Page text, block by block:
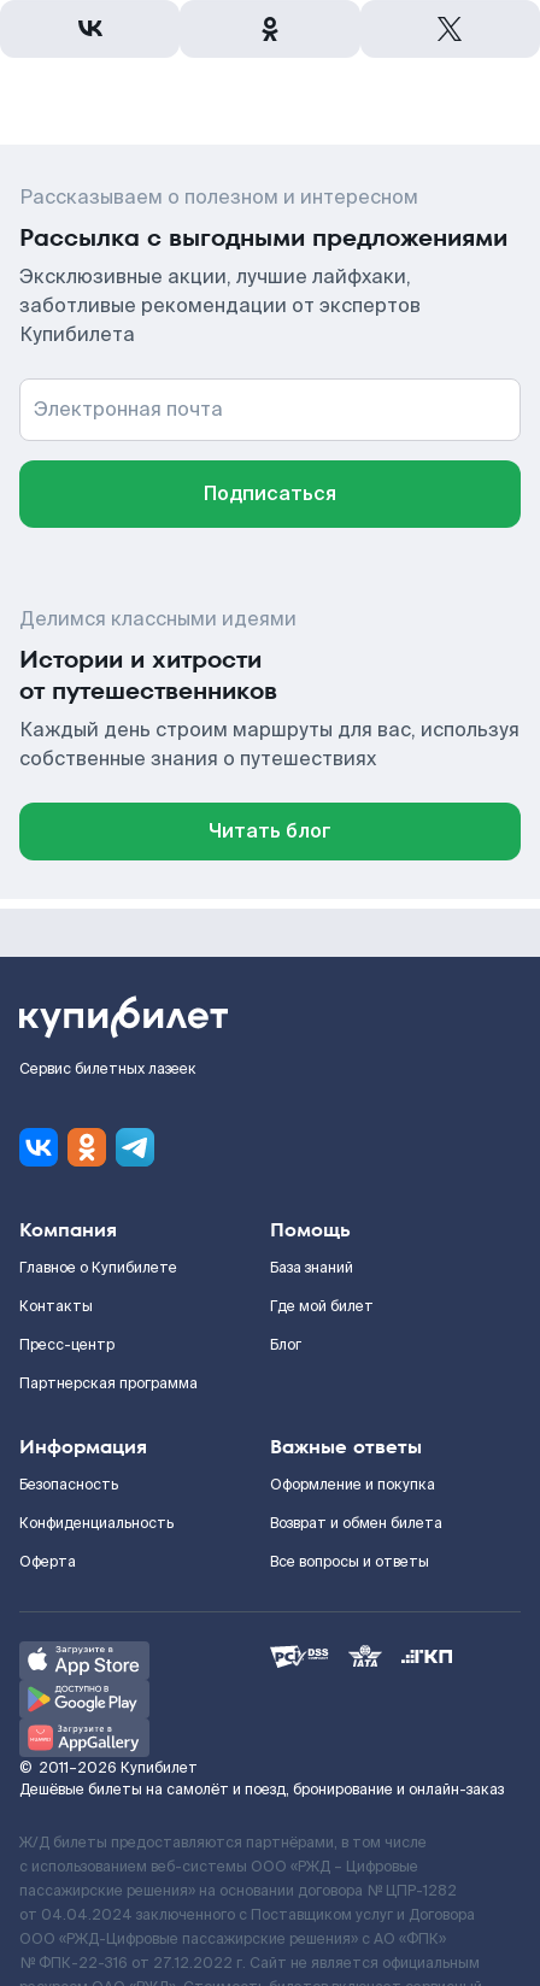
Рассказываем о полезном и интересном
Рассылка с выгодными предложениями
Эксклюзивные акции, лучшие лайфхаки,
заботливые рекомендации от экспертов
Купибилета
Электронная почта
Подписаться
Делимся классными идеями
Истории и хитрости
от путешественников
Каждый день строим маршруты для вас, используя
собственные знания о путешествиях
Читать блог
Сервис билетных лазеек
Компания
Главное о Купибилете
Контакты
Пресс-центр
Партнерская программа
Помощь
База знаний
Где мой билет
Блог
Информация
Безопасность
Конфиденциальность
Оферта
Важные ответы
Оформление и покупка
Возврат и обмен билета
Все вопросы и ответы
© 2011–2026 Купибилет
Дешёвые билеты на самолёт и поезд, бронирование и онлайн-заказ
Ж/Д билеты предоставляются партнёрами, в том числе
с использованием веб-системы ООО «РЖД – Цифровые
пассажирские решения» на основании договора № ЦПР-1282
от 04.04.2024 заключенного с Поставщиком услуг и Договора
ООО «РЖД-Цифровые пассажирские решения» c АО «ФПК»
№ ФПК-22-316 от 27.12.2022 г. Сайт не является официальным